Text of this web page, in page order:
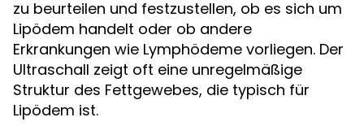
zu beurteilen und festzustellen, ob es sich um
Lipödem handelt oder ob andere
Erkrankungen wie Lymphödeme vorliegen. Der
Ultraschall zeigt oft eine unregelmäßige
Struktur des Fettgewebes, die typisch für
Lipödem ist.